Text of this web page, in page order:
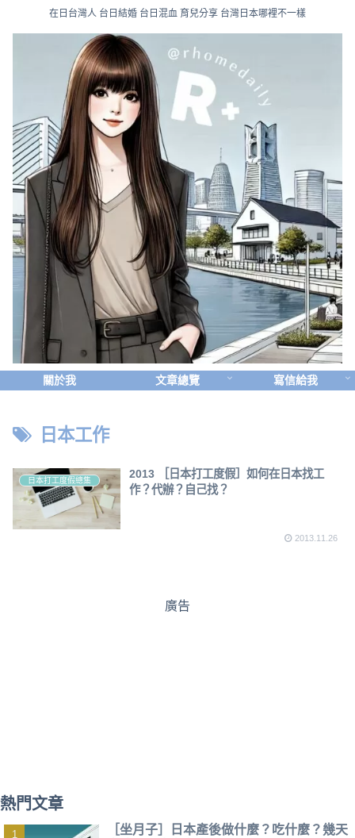
在日台灣人 台日結婚 台日混血 育兒分享 台灣日本哪裡不一樣
關於我 文章總覽 寫信給我
日本工作
日本打工度假總集
2013 ［日本打工度假］如何在日本找工
作？代辦？自己找？
2013.11.26
廣告
熱門文章
［坐月子］日本產後做什麼？吃什麼？幾天